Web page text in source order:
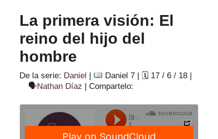
La primera visión: El
reino del hijo del
hombre
De la serie: Daniel | Daniel 7 | 🗓 17 / 6 / 18 |
🗣Nathan Díaz | Compartelo: